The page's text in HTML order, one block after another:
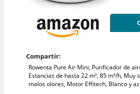
Compartir:
Rowenta Pure Air Mini, Purificador de
Estancias de hasta 22 m², 85 m³/h, Muy
malos olores, Motor Effitech, Blanco y